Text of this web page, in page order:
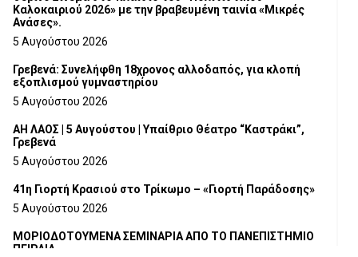
Καλοκαιριού 2026» με την βραβευμένη ταινία «Μικρές
Ανάσες».
5 Αυγούστου 2026
Γρεβενά: Συνελήφθη 18χρονος αλλοδαπός, για κλοπή
εξοπλισμού γυμναστηρίου
5 Αυγούστου 2026
ΑΗ ΛΑΟΣ | 5 Αυγούστου | Υπαίθριο Θέατρο “Καστράκι”,
Γρεβενά
5 Αυγούστου 2026
41η Γιορτή Κρασιού στο Τρίκωμο – «Γιορτή Παράδοσης»
5 Αυγούστου 2026
ΜΟΡΙΟΔΟΤΟΥΜΕΝΑ ΣΕΜΙΝΑΡΙΑ ΑΠΟ ΤΟ ΠΑΝΕΠΙΣΤΗΜΙΟ
ΠΕΙΡΑΙΑ